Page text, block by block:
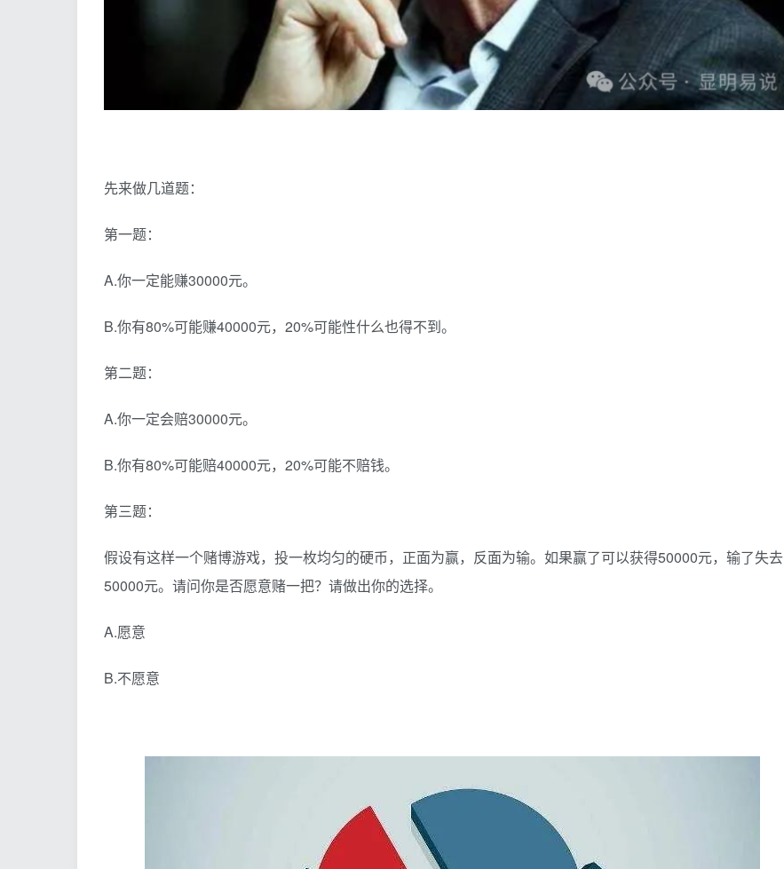
先来做几道题：
第一题：
A.你一定能赚30000元。
B.你有80%可能赚40000元，20%可能性什么也得不到。
第二题：
A.你一定会赔30000元。
B.你有80%可能赔40000元，20%可能不赔钱。
第三题：
假设有这样一个赌博游戏，投一枚均匀的硬币，正面为赢，反面为输。如果赢了可以获得50000元，输了失去
50000元。请问你是否愿意赌一把？请做出你的选择。
A.愿意
B.不愿意